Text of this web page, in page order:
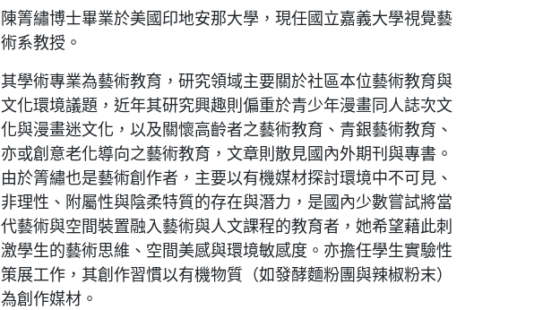
陳箐繡博士畢業於美國印地安那大學，現任國立嘉義大學視覺藝
術系教授。
其學術專業為藝術教育，研究領域主要關於社區本位藝術教育與
文化環境議題，近年其研究興趣則偏重於青少年漫畫同人誌次文
化與漫畫迷文化，以及關懷高齡者之藝術教育、青銀藝術教育、
亦或創意老化導向之藝術教育，文章則散見國內外期刊與專書。
由於箐繡也是藝術創作者，主要以有機媒材探討環境中不可見、
非理性、附屬性與陰柔特質的存在與潛力，是國內少數嘗試將當
代藝術與空間裝置融入藝術與人文課程的教育者，她希望藉此刺
激學生的藝術思維、空間美感與環境敏感度。亦擔任學生實驗性
策展工作，其創作習慣以有機物質（如發酵麵粉團與辣椒粉末）
為創作媒材。